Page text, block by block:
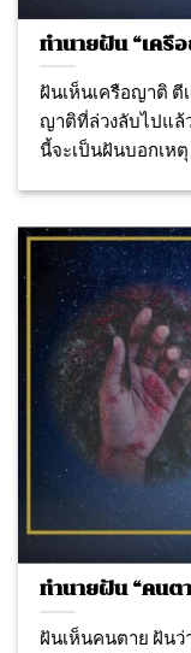
ทำนายฝัน “เครื
ฝันเห็นเครือญาติ ตี
ญาติที่ล่วงลับไปแล้
นี้จะเป็นฝันบอกเหตุ
ทำนายฝัน “คนต
ฝันเห็นคนตาย ฝันว่